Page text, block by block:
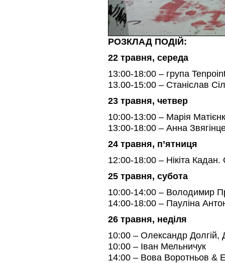
РОЗКЛАД ПОДІЙ:
22 травня, cереда
13:00-18:00 – група
13.00-15:00 – Станіслав
23 травня, четвер
10:00-13:00 – Марія
13:00-18:00 – Анна
24 травня, п’ятниця
12:00-18:00 – Нікіта
25 травня, cубота
10:00-14:00 – Володимир
14:00-18:00 – Пауліна
26 травня, неділя
10:00 – Олександр Долгій,
10:00 – Іван Мельничук
14:00 – Вова Воротньов &